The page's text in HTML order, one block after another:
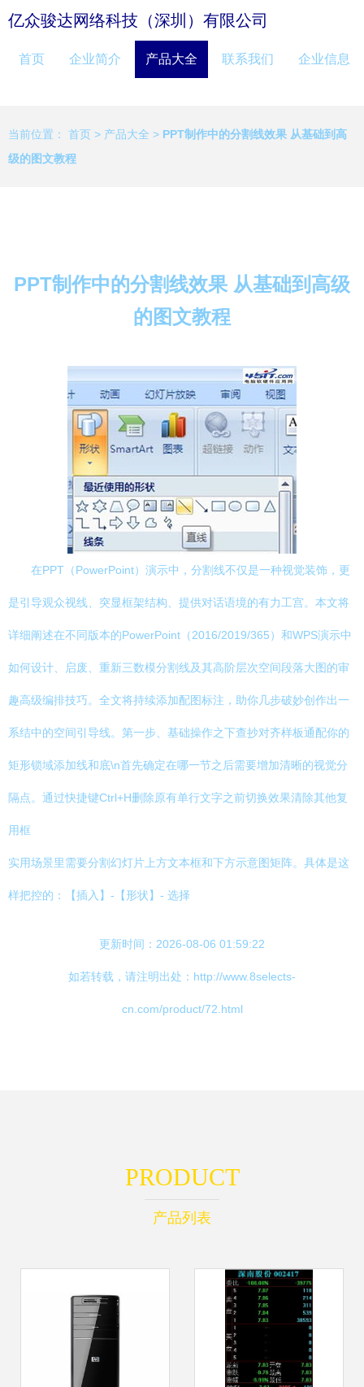
亿众骏达网络科技（深圳）有限公司
首页 企业简介 产品大全 联系我们 企业信息
当前位置： 首页 > 产品大全 > PPT制作中的分割线效果 从基础到高
级的图文教程
PPT制作中的分割线效果 从基础到高级
的图文教程
在PPT（PowerPoint）演示中，分割线不仅是一种视觉装饰，更
是引导观众视线、突显框架结构、提供对话语境的有力工宫。本文将
详细阐述在不同版本的PowerPoint（2016/2019/365）和WPS演示中
如何设计、启废、重新三数模分割线及其高阶层次空间段落大图的审
趣高级编排技巧。全文将持续添加配图标注，助你几步破妙创作出一
系结中的空间引导线。第一步、基础操作之下查抄对齐样板通配你的
矩形锁域添加线和底\n首先确定在哪一节之后需要增加清晰的视觉分
隔点。通过快捷键Ctrl+H删除原有单行文字之前切换效果清除其他复
用框
实用场景里需要分割幻灯片上方文本框和下方示意图矩阵。具体是这
样把控的：【插入】-【形状】- 选择
更新时间：2026-08-06 01:59:22
如若转载，请注明出处：http://www.8selects-
cn.com/product/72.html
PRODUCT
产品列表